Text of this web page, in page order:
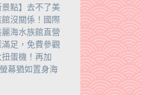
景點】去不了美
沒關係！國際
海水族館直營
足，免費參觀
蛋機！再加
幕猶如置身海